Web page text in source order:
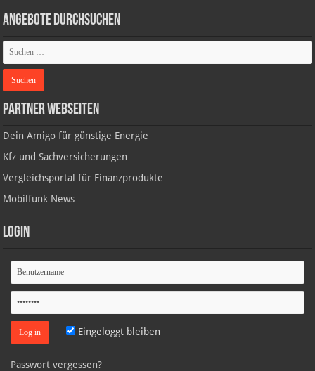
Angebote durchsuchen
Partner Webseiten
Dein Amigo für günstige Energie
Kfz und Sachversicherungen
Vergleichsportal für Finanzprodukte
Mobilfunk News
Login
Eingeloggt bleiben
Passwort vergessen?